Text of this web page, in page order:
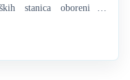
stanica oboreni su
za jun. Novi junski
u Zrenjaninu, Kikindi,
pri čemu je